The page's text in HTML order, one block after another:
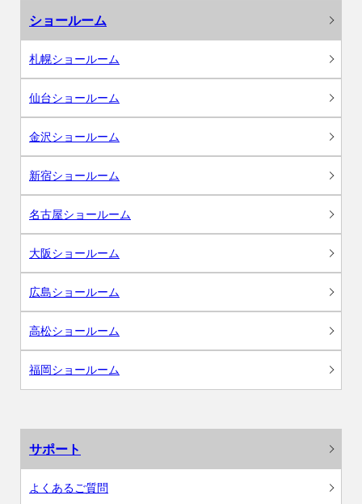
ショールーム
札幌ショールーム
仙台ショールーム
金沢ショールーム
新宿ショールーム
名古屋ショールーム
大阪ショールーム
広島ショールーム
高松ショールーム
福岡ショールーム
サポート
よくあるご質問